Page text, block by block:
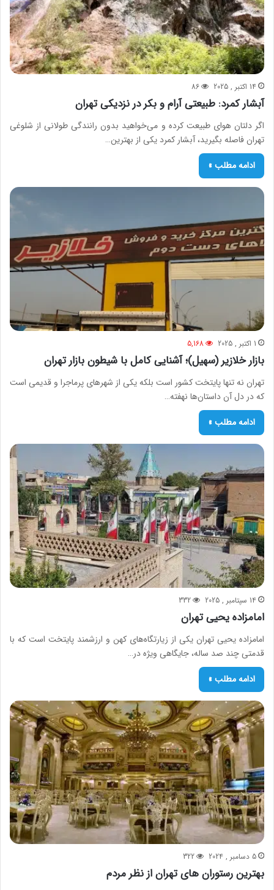
14 اکتبر , 2025 86
آبشار کمرد: طبیعتی آرام و بکر در نزدیکی تهران
اگر دلتان هوای طبیعت کرده و می‌خواهید بدون رانندگی طولانی از شلوغی
تهران فاصله بگیرید، آبشار کمرد یکی از بهترین…
ادامه مطلب »
1 اکتبر , 2025 5,168
بازار خلازیر (سهیل)؛ آشنایی کامل با شیطون بازار تهران
تهران نه تنها پایتخت کشور است بلکه یکی از شهرهای پرماجرا و قدیمی است
که در دل آن داستان‌ها نهفته…
ادامه مطلب »
14 سپتامبر , 2025 332
امامزاده یحیی تهران
امامزاده یحیی تهران یکی از زیارتگاه‌های کهن و ارزشمند پایتخت است که با
قدمتی چند صد ساله، جایگاهی ویژه در…
ادامه مطلب »
5 دسامبر , 2024 322
بهترین رستوران‌ های تهران از نظر مردم